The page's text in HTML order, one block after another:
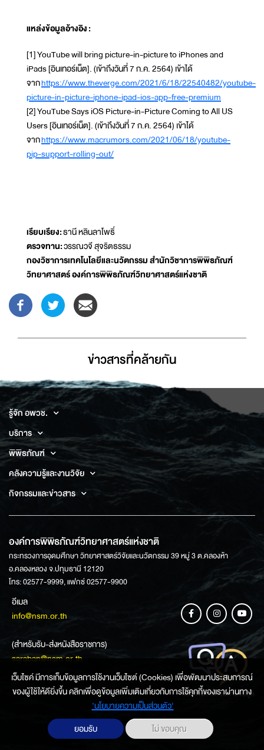
แหล่งข้อมูลอ้างอิง:
[1] YouTube will bring picture-in-picture to iPhones and
iPads [อินเทอร์เน็ต]. (เข้าถึงวันที่ 7 ก.ค. 2564) เข้าได้
จากhttps://www.theverge.com/2021/6/18/22540482/youtube-
picture-in-picture-iphone-ipad-ios-app-free-premium
[2] YouTube Says iOS Picture-in-Picture Coming to All US
Users [อินเทอร์เน็ต]. (เข้าถึงวันที่ 7 ก.ค. 2564) เข้าได้
จากhttps://www.macrumors.com/2021/06/18/youtube-
pip-support-rolling-out/
เรียบเรียง:ธานี หลินลาโพธิ์
ตรวจทาน:วรรณวจี สุจริตธรรม
กองวิชาการเทคโนโลยีและนวัตกรรม สำนักวิชาการพิพิธภัณฑ์
วิทยาศาสตร์ องค์การพิพิธภัณฑ์วิทยาศาสตร์แห่งชาติ
ข่าวสารที่่คล้ายกัน
รู้จัก อพวช.
บริการ
พิพิธภัณฑ์
คลังความรู้และงานวิจัย
กิจกรรมและข่าวสาร
องค์การพิพิธภัณฑ์วิทยาศาสตร์แห่งชาติ
กระทรวงการอุดมศึกษา วิทยาศาสตร์วิจัยและนวัตกรรม 39 หมู่ 3 ต.คลองห้า
อ.คลองหลวง จ.ปทุมธานี 12120
โทร: 02577-9999, แฟกซ์ 02577-9900
อีเมล
info@nsm.or.th
(สำหรับรับ-ส่งหนังสือราชการ)
saraban@nsm.or.th
ช่องทางการสอบถามข้อมูล
เว็บไซค์ มีการเก็บข้อมูลการใช้งานเว็บไซต์ (Cookies) เพื่อพัฒนาประสบการณ์
ของผู้ใช้ให้ดียิ่งขึ้น คลิกเพื่อดูข้อมูลเพิ่มเติมเกี่ยวกับการใช้คุกกี้ของเราผ่านทาง
‘นโยบายความเป็นส่วนตัว'
ยอมรับ
ไม่ ขอบคุณ